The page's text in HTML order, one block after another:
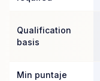
Qualification
basis
Min puntaje